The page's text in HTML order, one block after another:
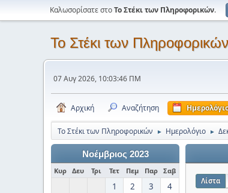
Καλωσορίσατε στοΤο Στέκι των Πληροφορικών.
Το Στέκι των Πληροφορικών
07 Αυγ 2026, 10:03:46 ΠΜ
Αρχική Αναζήτηση
Το Στέκι των Πληροφορικών ► Ημερολόγιο ►
Νοέμβριος 2023
Κυρ Δευ Τρι Τετ Πεμ Παρ Σαβ
1 2 3
4
Λίστα